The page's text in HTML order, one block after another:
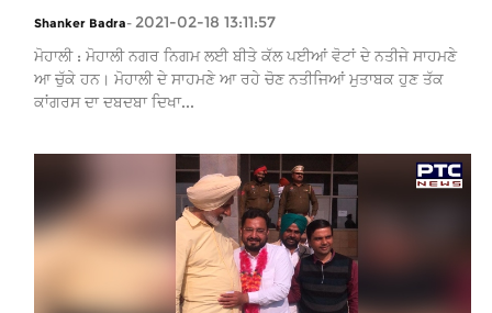
Shanker Badra- 2021-02-18 13:11:57
ਮੋਹਾਲੀ : ਮੋਹਾਲੀ ਨਗਰ ਨਿਗਮ ਲਈ ਬੀਤੇ ਕੱਲ ਪਈਆਂ ਵੋਟਾਂ ਦੇ ਨਤੀਜੇ ਸਾਹਮਣੇ
ਆ ਚੁੱਕੇ ਹਨ। ਮੋਹਾਲੀ ਦੇ ਸਾਹਮਣੇ ਆ ਰਹੇ ਚੋਣ ਨਤੀਜਿਆਂ ਮੁਤਾਬਕ ਹੁਣ ਤੱਕ
ਕਾਂਗਰਸ ਦਾ ਦਬਦਬਾ ਦਿਖਾ...